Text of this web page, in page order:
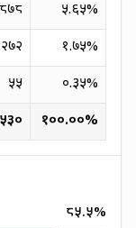
८७८ ५.६५%
२७२ १.७५%
५५ ०.३५%
१००.००%
८५.५%